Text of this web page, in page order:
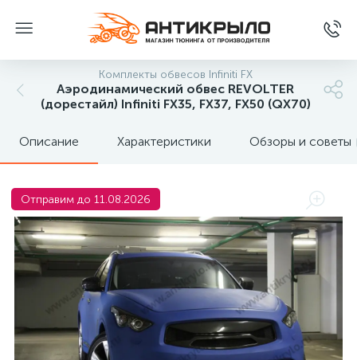
Комплекты обвесов Infiniti FX
Аэродинамический обвес REVOLTER
(дорестайл) Infiniti FX35, FX37, FX50 (QX70)
Описание Характеристики Обзоры и советы
Отправим до 11.08.2026